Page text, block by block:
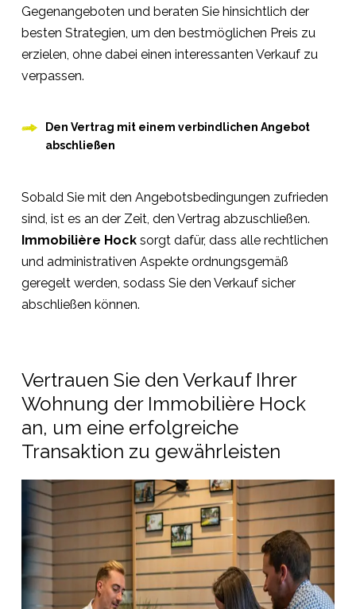
Gegenangeboten und beraten Sie hinsichtlich der
besten Strategien, um den bestmöglichen Preis zu
erzielen, ohne dabei einen interessanten Verkauf zu
verpassen.
Den Vertrag mit einem verbindlichen Angebot
abschließen
Sobald Sie mit den Angebotsbedingungen zufrieden
sind, ist es an der Zeit, den Vertrag abzuschließen.
Immobilière Hocksorgt dafür, dass alle rechtlichen
und administrativen Aspekte ordnungsgemäß
geregelt werden, sodass Sie den Verkauf sicher
abschließen können.
Vertrauen Sie den Verkauf Ihrer
Wohnung der Immobilière Hock
an, um eine erfolgreiche
Transaktion zu gewährleisten